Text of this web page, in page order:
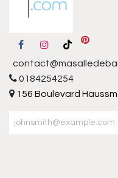
0184254254
156 Boulevard